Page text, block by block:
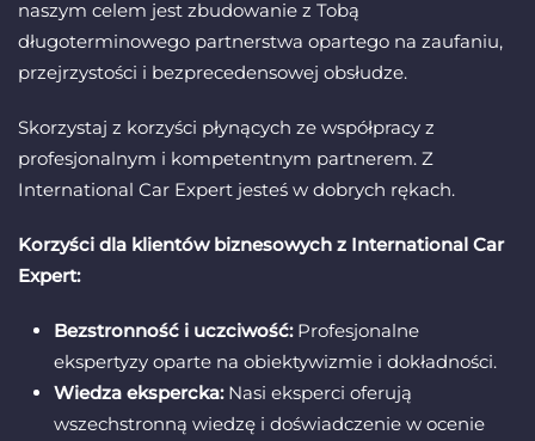
naszym celem jest zbudowanie z Tobą
długoterminowego partnerstwa opartego na zaufaniu,
przejrzystości i bezprecedensowej obsłudze.
Skorzystaj z korzyści płynących ze współpracy z
profesjonalnym i kompetentnym partnerem. Z
International Car Expert jesteś w dobrych rękach.
Korzyści dla klientów biznesowych z International Car
Expert:
Bezstronność i uczciwość:Profesjonalne
ekspertyzy oparte na obiektywizmie i dokładności.
Wiedza ekspercka:Nasi eksperci oferują
wszechstronną wiedzę i doświadczenie w ocenie